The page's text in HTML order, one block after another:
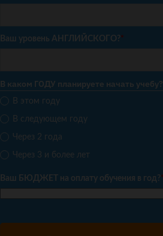
Ваш уровень АНГЛИЙСКОГО?*
В каком ГОДУ планируете начать учебу?
В этом году
В следующем году
Через 2 года
Через 3 и более лет
Ваш БЮДЖЕТ на оплату обучения в год?*